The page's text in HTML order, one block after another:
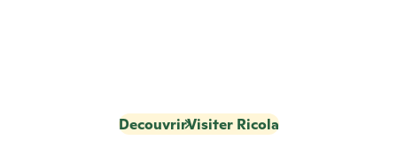
DecouvrirVisiter Ricola